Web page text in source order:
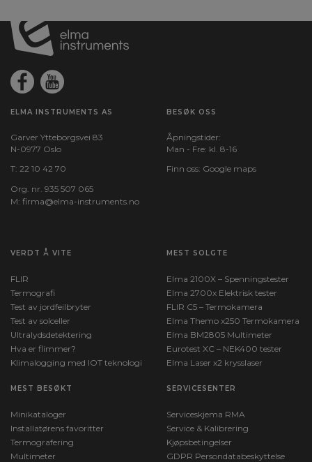
ELMA INSTRUMENTS AS
Garver Ytteborgsvei 83
N-0977 Oslo
T: 22 10 42 70
Org. nr. 935 507 065
M: firma@elma-instruments.no​
BESØK OSS
Åpningstider:
Man - Fre: kl. 8-16
Finn oss: Google maps
VERDT Å VITE
FLIR
Termografi
Test av jordfeilbryter
Test av solceller
Ultralydsdetektering
Hva er flimmer?
Klimalogging med IOT teknologi
MEST SOLGTE
Elma 2100X – Spenningstester
Elma 2700x Elektrisk tester
FLIR C5 – Termokamera
Elma Themo x250 Termokamera
Elma BM2805 Multimeter
Eurotest XC – NEK400 tester
Elma Laser x2 krysslaser
MEST BESØKT
Minikataloger
Installatørens favoritter
Termografering
Multimeter
SERVICESENTER
Serviceskjema RMA
Service & Kalibrering
Kjøpsbetingelser
GDPR Persondatabeskyttelse